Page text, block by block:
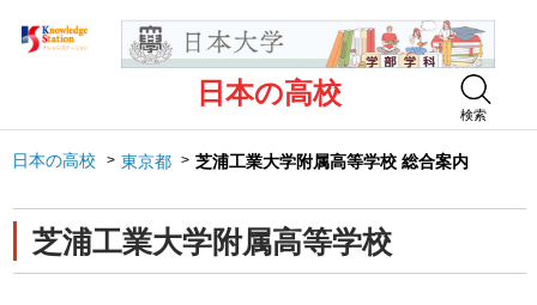
日本の高校
検索
日本の高校 東京都 芝浦工業大学附属高等学校 総合案内
芝浦工業大学附属高等学校